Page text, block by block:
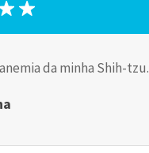
da minha Shih-tzu.